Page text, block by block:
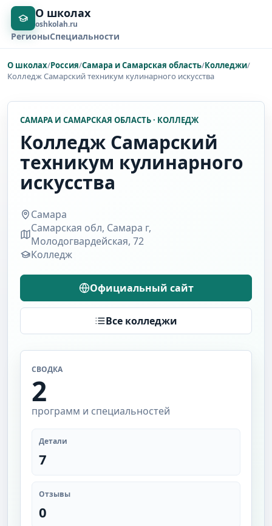
О школах
oshkolah.ru
РегионыСпециальности
О школах/Россия/Самара и Самарская область/Колледжи/
Колледж Самарский техникум кулинарного искусства
САМАРА И САМАРСКАЯ ОБЛАСТЬ · КОЛЛЕДЖ
Колледж Самарский
техникум кулинарного
искусства
Самара
Самарская обл, Самара г,
Молодогвардейская, 72
Колледж
Официальный сайт
Все колледжи
СВОДКА
2
программ и специальностей
Детали
7
Отзывы
0